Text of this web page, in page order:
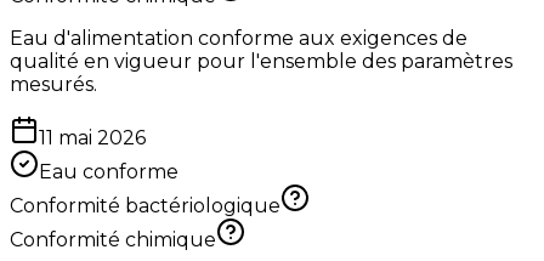
Eau d'alimentation conforme aux exigences de
qualité en vigueur pour l'ensemble des paramètres
mesurés.
11 mai 2026
Eau conforme
Conformité bactériologique
Conformité chimique